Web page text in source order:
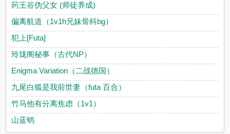
药王谷伪父女 (师徒养成)
偏离航道（1v1h兄妹骨科bg）
犯上[Futa]
玲珑阁秘事（古代NP）
Enigma Variation（二战德国）
九尾白狐是我前世妻（futa 百合）
竹马他有分离焦虑（1v1）
山蓝鸲